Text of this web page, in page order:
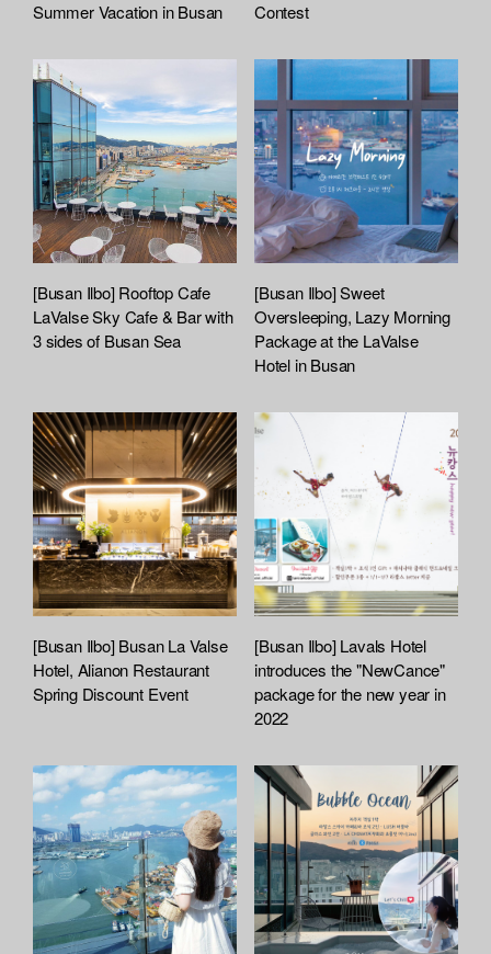
a
h
e
d
L
i
s
t
Summer Vacation in Busan Contest
[Busan Ilbo] Rooftop Cafe
LaValse Sky Cafe & Bar with
3 sides of Busan Sea
[Busan Ilbo] Sweet
Oversleeping, Lazy Morning
Package at the LaValse
Hotel in Busan
[Busan Ilbo] Busan La Valse
Hotel, Alianon Restaurant
Spring Discount Event
[Busan Ilbo] Lavals Hotel
introduces the "NewCance"
package for the new year in
2022